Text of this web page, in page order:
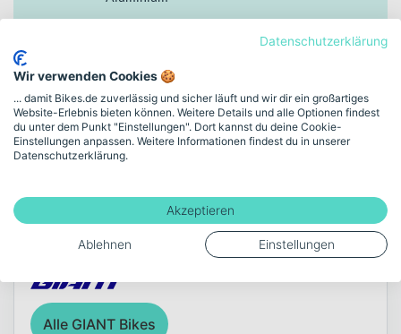
138
Mehr anzeigen
Über die Marke GIANT
Alle GIANT Bikes
Datenschutzerklärung
Wir verwenden Cookies 🍪
... damit Bikes.de zuverlässig und sicher läuft und wir dir ein großartiges
Website-Erlebnis bieten können. Weitere Details und alle Optionen findest
du unter dem Punkt "Einstellungen". Dort kannst du deine Cookie-
Einstellungen anpassen. Weitere Informationen findest du in unserer
Datenschutzerklärung.
Akzeptieren
Ablehnen Einstellungen